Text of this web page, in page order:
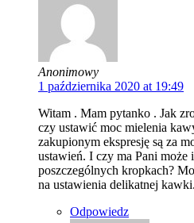
Anonimowy
1 października 2020 at 19:49
Witam . Mam pytanko . Jak
czy ustawić moc mielenia
zakupionym ekspresję są za
ustawień. I czy ma Pani
poszczególnych kropkach?
na ustawienia delikatnej
Odpowiedz